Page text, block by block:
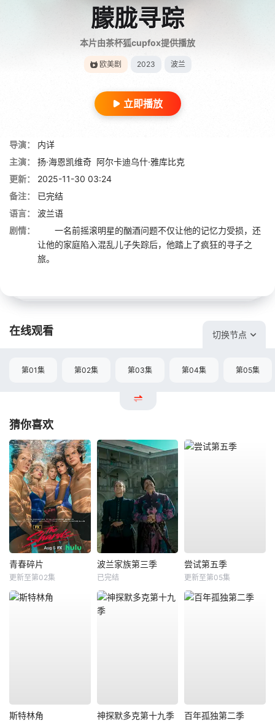
朦胧寻踪
本片由茶杯狐cupfox提供播放
欧美剧 2023 波兰
立即播放
导演：
内详
主演：
扬·海恩凯维奇 阿尔卡迪乌什·雅库比克
更新：
2025-11-30 03:24
备注：
已完结
语言：
波兰语
剧情：
一名前摇滚明星的酗酒问题不仅让他的记忆力受损，还
让他的家庭陷入混乱儿子失踪后，他踏上了疯狂的寻子之
旅。
在线观看 切换节点
第01集 第02集 第03集 第04集 第05集
猜你喜欢
青春碎片
更新至第02集
波兰家族第三季
已完结
尝试第五季
更新至第05集
斯特林角 神探默多克第十九季 百年孤独第二季